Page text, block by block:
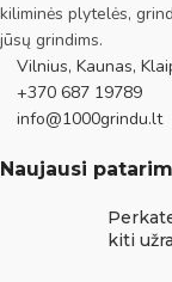
kiliminės plytelės,
jūsų grindims.
Vilnius, Kaunas,
+370 687 19789
info@1000grindu.lt
Naujausi
kiti